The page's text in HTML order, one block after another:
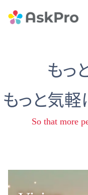
もっ
もっと気
So that more